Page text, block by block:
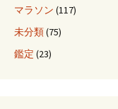
マラソン (117)
未分類(75)
鑑定 (23)